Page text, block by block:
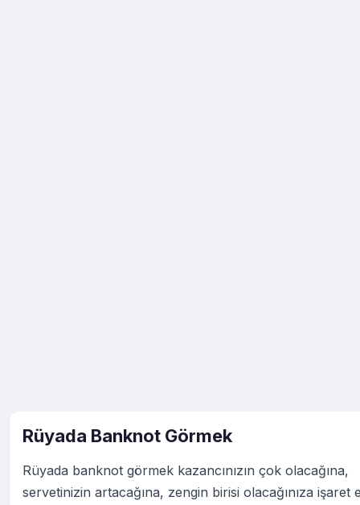
Rüyada Banknot Görmek
Rüyada banknot görmek kazancınızın çok olacağına,
servetinizin artacağına, zengin birisi olacağınıza işaret